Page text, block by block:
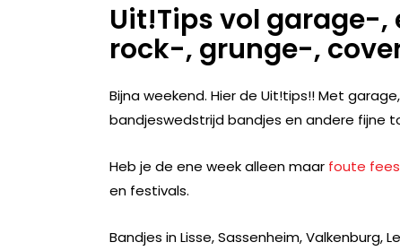
Uit!Tips vol garage-
rock-, grunge-,
Bijna weekend. Hier de Uit!tips!! Met
bandjeswedstrijd bandjes en andere fijne
Heb je de ene week alleen maar foute
en festivals.
Bandjes in Lisse, Sassenheim,